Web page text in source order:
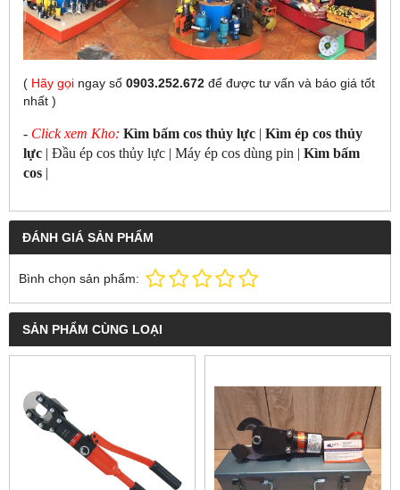
( Hãy gọi ngay số 0903.252.672 để được tư vấn và báo giá tốt
nhất )
- Click xem Kho: Kìm bấm cos thủy lực | Kìm ép cos thủy
lực | Đầu ép cos thủy lực | Máy ép cos dùng pin | Kìm bấm
cos |
ĐÁNH GIÁ SẢN PHẨM
Bình chọn sản phẩm:
SẢN PHẨM CÙNG LOẠI